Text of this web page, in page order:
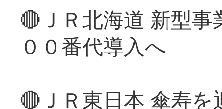
🔴ＪＲ北海道 新型
００番代導入へ
🔴ＪＲ東日本 傘寿